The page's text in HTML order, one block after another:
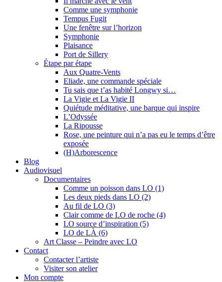
Comme une symphonie
Tempus Fugit
Une fenêtre sur l’horizon
Symphonie
Plaisance
Port de Sillery
Étape par étape
Aux Quatre-Vents
Eliade, une commande spéciale
Tu sais que t’as habité Longwy si…
La Vigie et La Vigie II
Quiétude méditative, une barque qui inspire
L’Odyssée
La Ripousse
Rose, une peinture qui n’a pas eu le temps d’être
exposée
(H)Arborescence
Blog
Audiovisuel
Documentaires
Comme un poisson dans LO (1)
Les deux pieds dans LO (2)
Au fil de LO (3)
Clair comme de LO de roche (4)
LO source d’inspiration (5)
LO de LÀ (6)
Art Classe – Peindre avec LO
Contact
Contacter l’artiste
Visiter son atelier
Mon compte